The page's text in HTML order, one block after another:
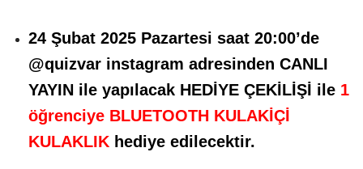
24 Şubat 2025 Pazartesi saat 20:00’de
@quizvar instagram adresinden CANLI
YAYIN ile yapılacak HEDİYE ÇEKİLİŞİ ile 1
öğrenciye BLUETOOTH KULAKİÇİ
KULAKLIK hediye edilecektir.